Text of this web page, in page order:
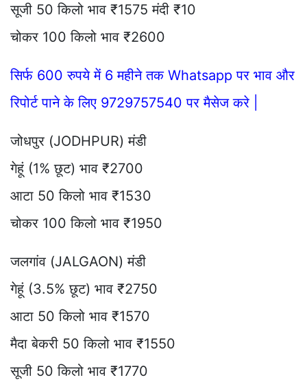
सूजी 50 किलो भाव ₹1575 मंदी ₹10
चोकर 100 किलो भाव ₹2600
सिर्फ 600 रुपये में 6 महीने तक Whatsapp पर भाव और
रिपोर्ट पाने के लिए 9729757540 पर मैसेज करे |
जोधपुर (JODHPUR) मंडी
गेहूं (1% छूट) भाव ₹2700
आटा 50 किलो भाव ₹1530
चोकर 100 किलो भाव ₹1950
जलगांव (JALGAON) मंडी
गेहूं (3.5% छूट) भाव ₹2750
आटा 50 किलो भाव ₹1570
मैदा बेकरी 50 किलो भाव ₹1550
सूजी 50 किलो भाव ₹1770